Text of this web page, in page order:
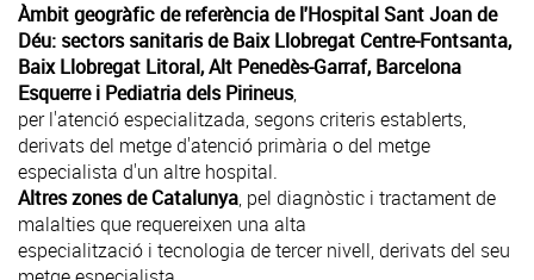
Àmbit geogràfic de referència de l'Hospital Sant Joan de
Déu: sectors sanitaris de Baix Llobregat Centre-Fontsanta,
Baix Llobregat Litoral, Alt Penedès-Garraf, Barcelona
Esquerre i Pediatria dels Pirineus,
per l'atenció especialitzada, segons criteris establerts,
derivats del metge d'atenció primària o del metge
especialista d'un altre hospital.
Altres zones de Catalunya, pel diagnòstic i tractament de
malalties que requereixen una alta
especialització i tecnologia de tercer nivell, derivats del seu